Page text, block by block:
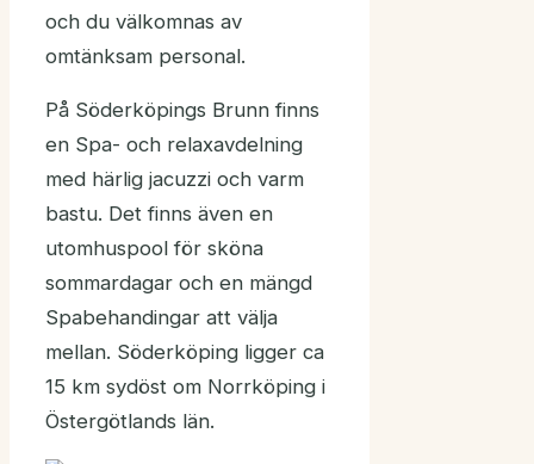
och du välkomnas av
omtänksam personal.
På Söderköpings Brunn finns
en Spa- och relaxavdelning
med härlig jacuzzi och varm
bastu. Det finns även en
utomhuspool för sköna
sommardagar och en mängd
Spabehandingar att välja
mellan. Söderköping ligger ca
15 km sydöst om Norrköping i
Östergötlands län.